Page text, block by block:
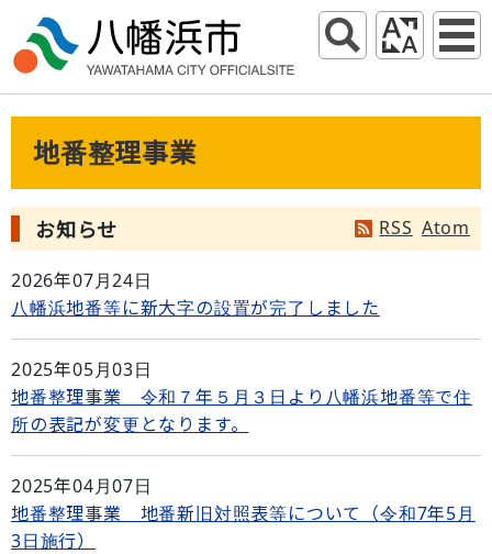
地番整理事業
お知らせ RSS Atom
2026年07月24日
八幡浜地番等に新大字の設置が完了しました
2025年05月03日
地番整理事業 令和７年５月３日より八幡浜地番等で住
所の表記が変更となります。
2025年04月07日
地番整理事業 地番新旧対照表等について（令和7年5月
3日施行）